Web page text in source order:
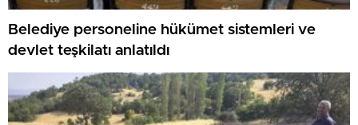
Belediye personeline hükümet sistemleri ve
devlet teşkilatı anlatıldı